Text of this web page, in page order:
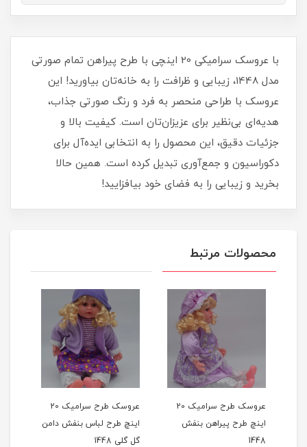
با عروسک سرامیکی 20 اینچی با طرح پیراهن تمام صورتی
مدل 1448، زیبایی و ظرافت را به خانه‌تان بیاورید! این
عروسک با طراحی منحصر به فرد و رنگ صورتی جذاب،
هدیه‌ای بی‌نظیر برای عزیزان‌تان است. کیفیت بالا و
جزئیات دقیق، این محصول را به انتخابی ایده‌آل برای
دکوراسیون و جمع‌آوری تبدیل کرده است. همین حالا
بخرید و زیبایی را به فضای خود بیافزایید!
محصولات مرتبط
عروسک طرح سرامیک 20
اینچ طرح پیراهن بنفش
1448
عروسک طرح سرامیک 20
اینچ طرح لباس بنفش دامن
گل گلی 1448